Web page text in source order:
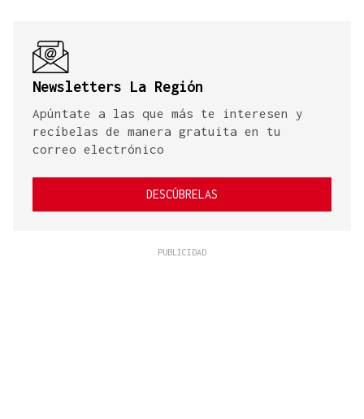
Newsletters La Región
Apúntate a las que más te interesen y
recíbelas de manera gratuita en tu
correo electrónico
DESCÚBRELAS